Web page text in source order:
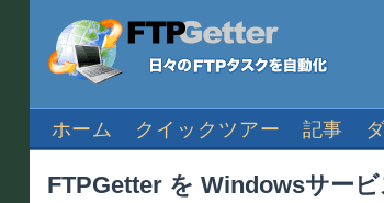
ホーム クイックツアー 記事
FTPGetter を Windowsサー